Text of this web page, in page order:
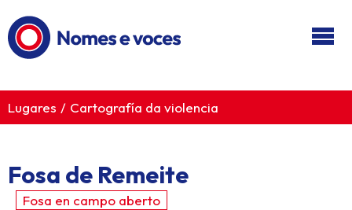
Lugares Cartografía da violencia
Fosa de Remeite
Fosa en campo aberto